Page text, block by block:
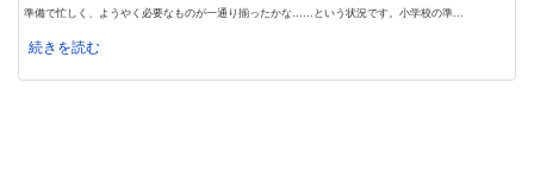
準備で忙しく、ようやく必要なものが一通り揃ったかな……という状況です。小学校の準...
続きを読む